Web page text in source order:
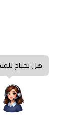
هل تحتاج